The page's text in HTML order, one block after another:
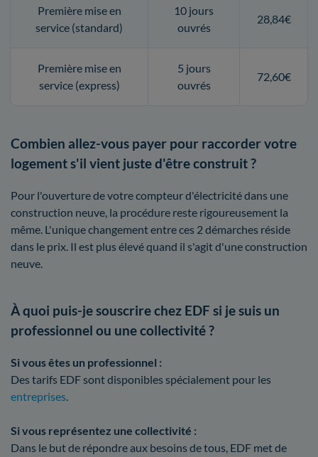
Première mise en
service (standard)
10 jours
ouvrés
28,84€
Première mise en
service (express)
5 jours
ouvrés
72,60€
Combien allez-vous payer pour raccorder votre
logement s'il vient juste d'être construit ?
Pour l'ouverture de votre compteur d'électricité dans une
construction neuve, la procédure reste rigoureusement la
même. L'unique changement entre ces 2 démarches réside
dans le prix. Il est plus élevé quand il s'agit d'une construction
neuve.
À quoi puis-je souscrire chez EDF si je suis un
professionnel ou une collectivité ?
Si vous êtes un professionnel :
Des tarifs EDF sont disponibles spécialement pour les
entreprises.
Si vous représentez une collectivité :
Dans le but de répondre aux besoins de tous, EDF met de